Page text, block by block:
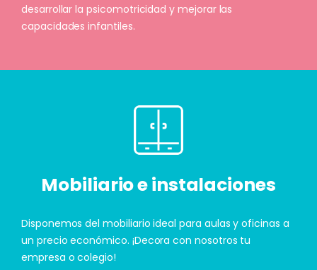
desarrollar la psicomotricidad y mejorar las
capacidades infantiles.
Mobiliario e instalaciones
Disponemos del mobiliario ideal para aulas y oficinas a
un precio económico. ¡Decora con nosotros tu
empresa o colegio!